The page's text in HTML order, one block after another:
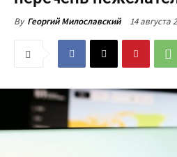
By Георгий Милославский 14 августа